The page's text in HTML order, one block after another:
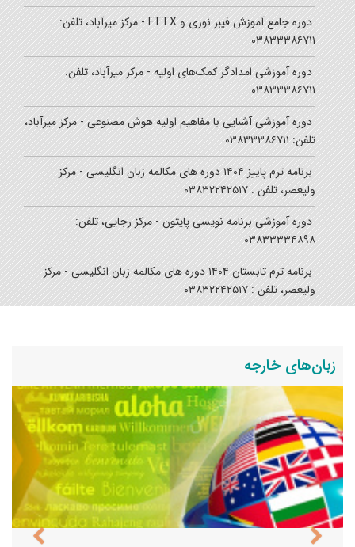
دوره جامع آموزش فیبر نوری و FTTX - مرکز میرآباد، تلفن:
۰۳۸۳۳۳۸۶۷۱۱
دوره آموزشی امدادگر کمک‌های اولیه - مرکز میرآباد، تلفن:
۰۳۸۳۳۳۸۶۷۱۱
دوره آموزشی آشنایی با مفاهیم اولیه هوش مصنوعی - مرکز میرآباد،
تلفن: ۰۳۸۳۳۳۸۶۷۱۱
برنامه ترم پاییز ۱۴۰۴ دوره های مکالمه زبان انگلیسی - مرکز
ولیعصر، تلفن : ۰۳۸۳۲۲۴۲۵۱۷
دوره آموزشی برنامه نویسی پایتون - مرکز رجایی، تلفن:
۰۳۸۳۳۳۳۴۸۹۸
برنامه ترم تابستان ۱۴۰۴ دوره های مکالمه زبان انگلیسی - مرکز
ولیعصر، تلفن : ۰۳۸۳۲۲۴۲۵۱۷
زبان‌های خارجه